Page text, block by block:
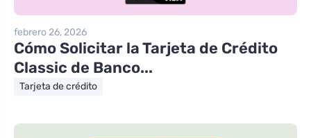
febrero 26, 2026
Cómo Solicitar la Tarjeta de Crédito
Classic de Banco...
Tarjeta de crédito